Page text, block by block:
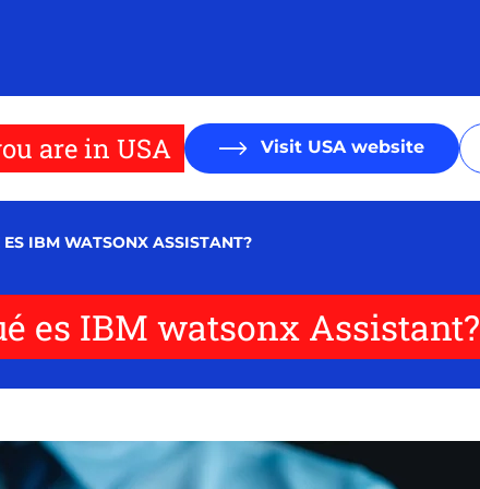
are in USA Visit USA website
IBM WATSONX ASSISTANT?
es IBM watsonx Assistant?